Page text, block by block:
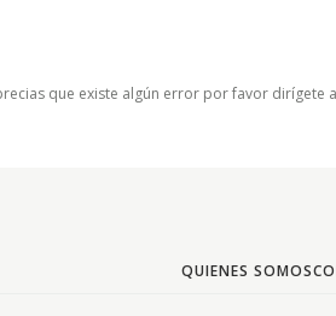
que existe algún error por favor
QUIENES SOMOS